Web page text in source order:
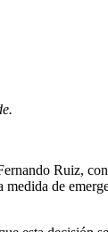
Ruiz,
medida de